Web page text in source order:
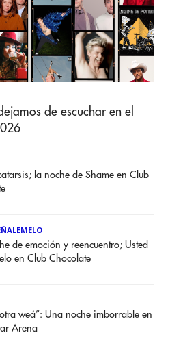
de escuchar en el
la noche de Shame en Club
de emoción y reencuentro; Usted
en Club Chocolate
otra weá”: Una noche imborrable en
Arena